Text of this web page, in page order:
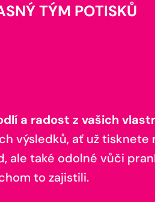
TÝM POTISKŮ
a radost z vašich
výsledků, ať už tisknete
ale také odolné vůči
to zajistili.